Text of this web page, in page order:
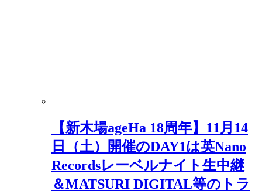
【新木場ageHa 18周年】11月14
日（土）開催のDAY1は英Nano
Recordsレーベルナイト生中継
＆MATSURI DIGITAL等のトラ